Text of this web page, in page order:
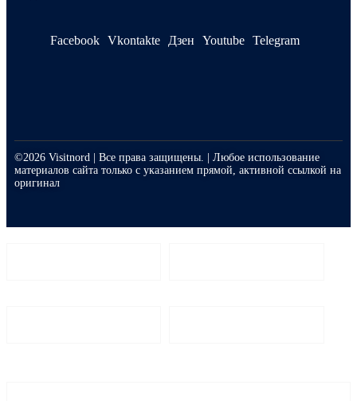
Facebook Vkontakte Дзен Youtube Telegram
©2026 Visitnord | Все права защищены. | Любое использование
материалов сайта только с указанием прямой, активной ссылкой на
оригинал